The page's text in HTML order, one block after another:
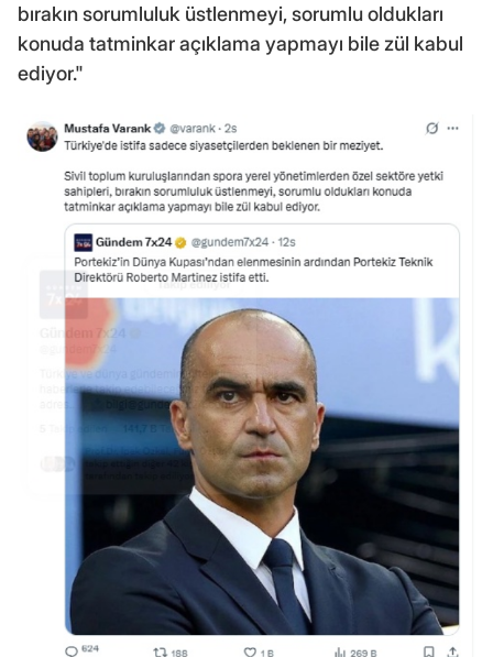
bırakın sorumluluk üstlenmeyi, sorumlu oldukları
konuda tatminkar açıklama yapmayı bile zül kabul
ediyor."